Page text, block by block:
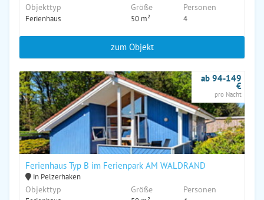
Objekttyp
Ferienhaus
Größe
50 m²
Personen
4
zum Objekt
Ferienhaus Typ B im Ferienpark AM WALDRAND
in Pelzerhaken
Objekttyp Größe Personen
ab 94-149
€
pro Nacht